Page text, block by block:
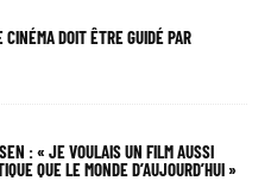
DOIT ÊTRE GUIDÉ PAR
: « JE VOULAIS UN FILM AUSSI
QUE LE MONDE D’AUJOURD’HUI »